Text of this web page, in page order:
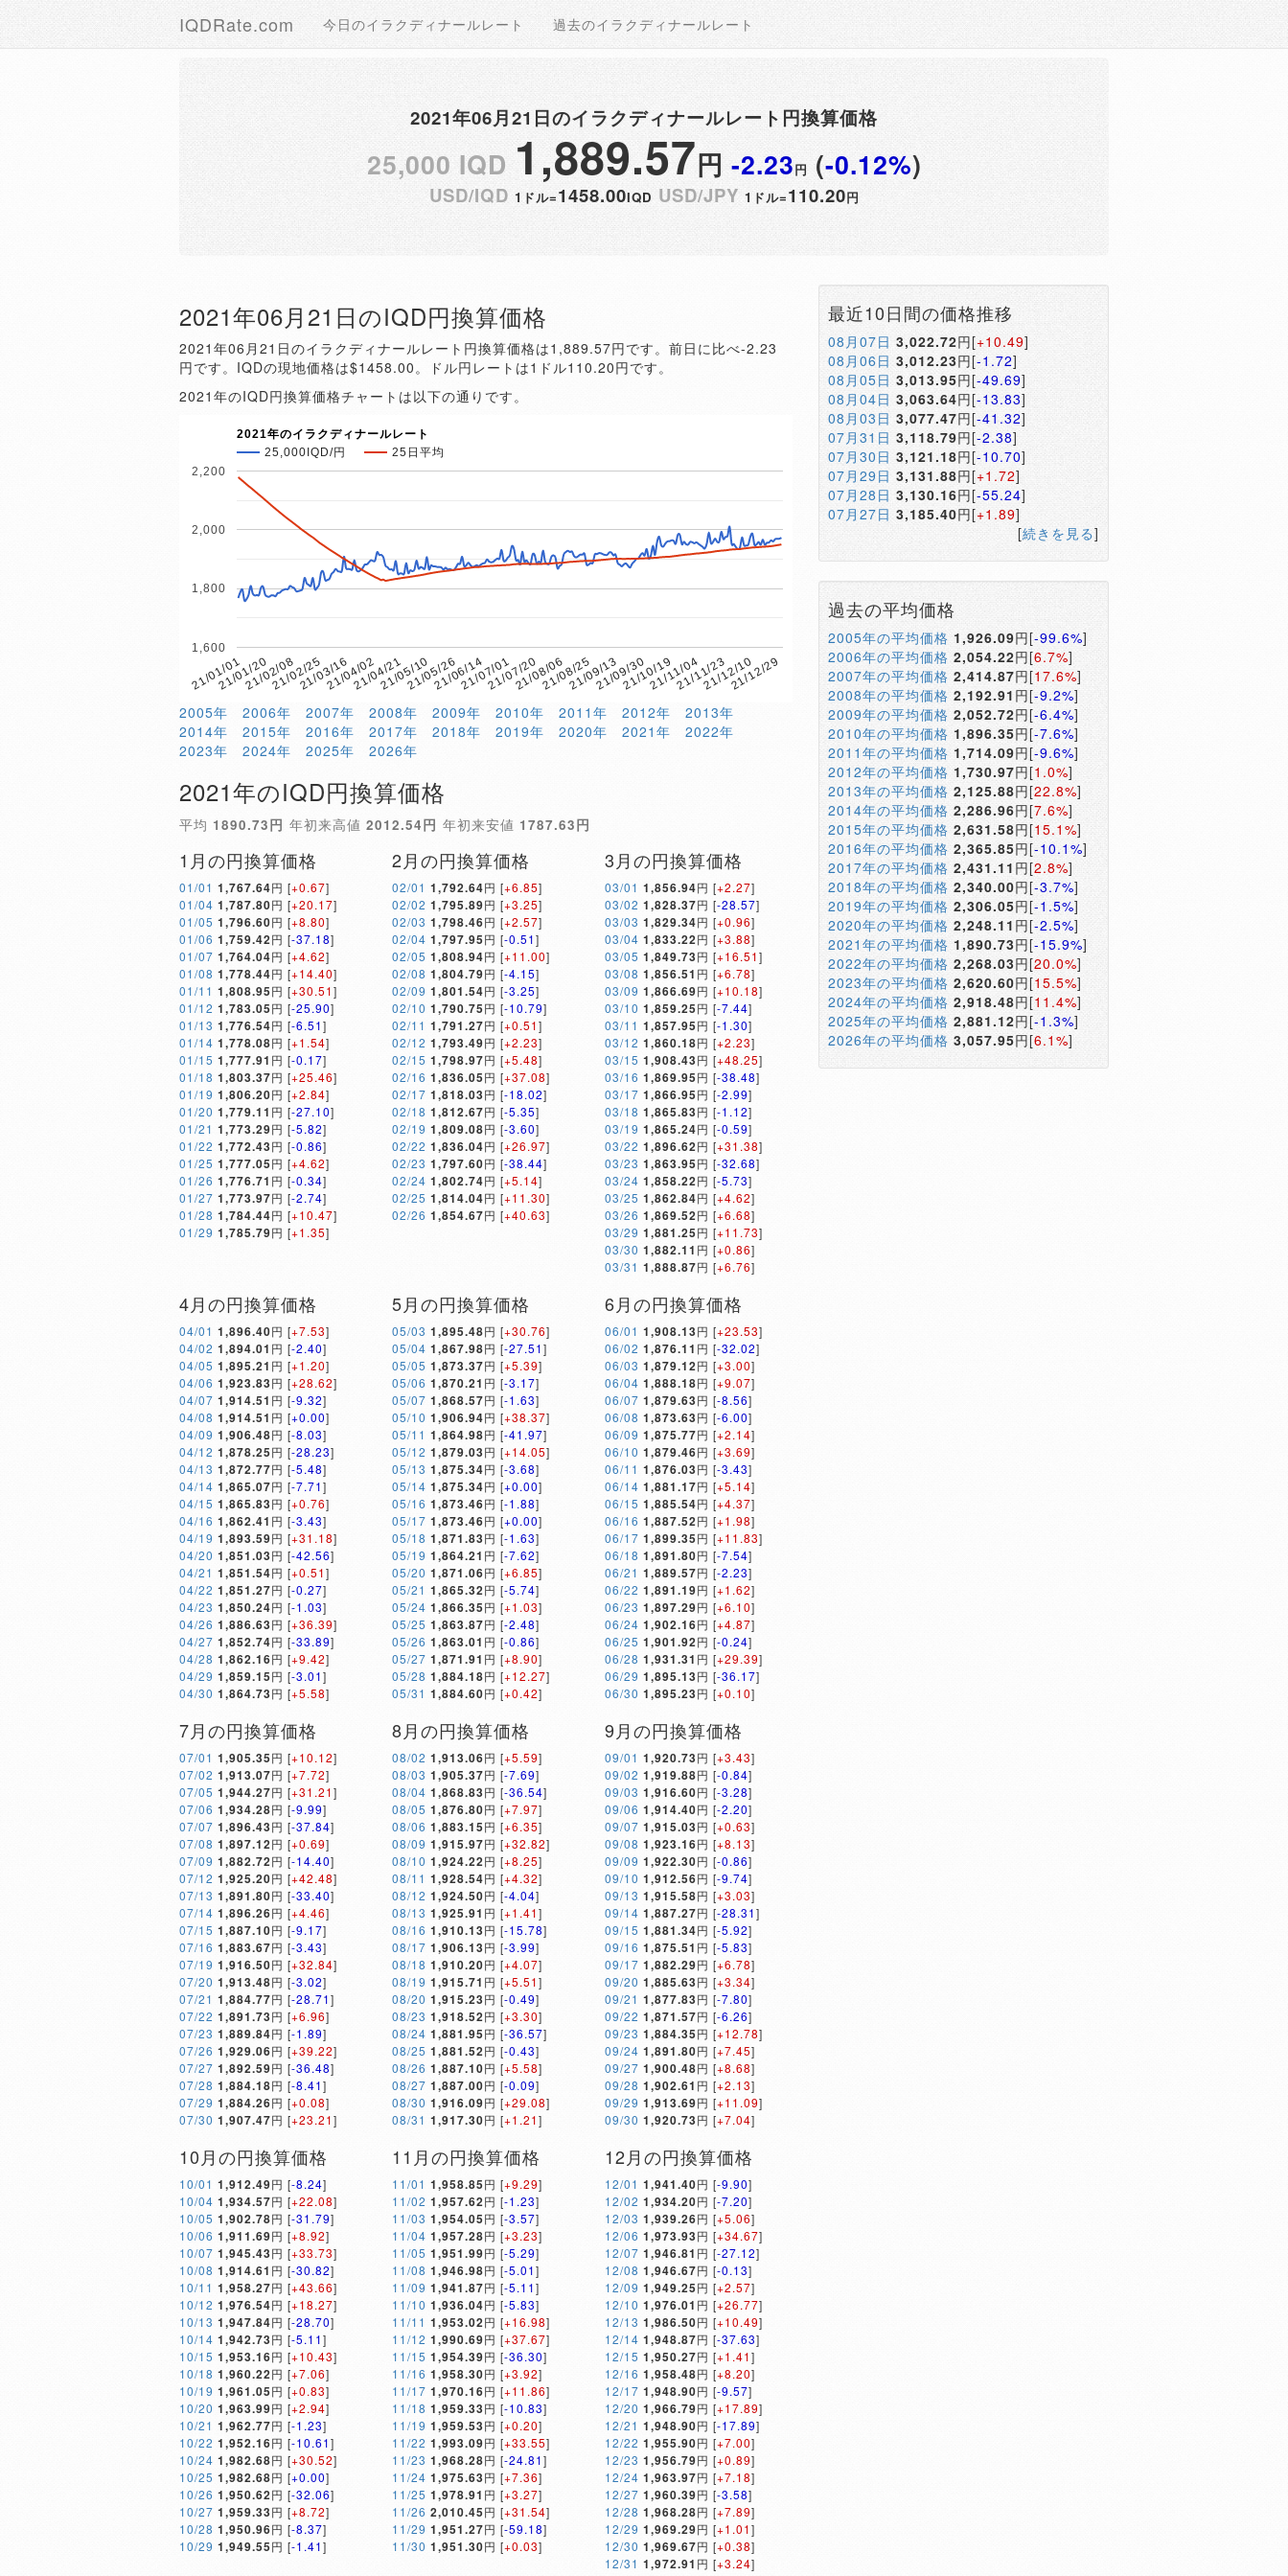
IQDRate.com 今日のイラクディナールレート 過去のイラクディナールレート
2021年06月21日のイラクディナールレート円換算価格
25,000 IQD 1,889.57円 -2.23円 (-0.12%)
USD/IQD 1ドル=1458.00IQD USD/JPY 1ドル=110.20円
2021年06月21日のIQD円換算価格
2021年06月21日のイラクディナールレート円換算価格は1,889.57円です。前日に比べ-2.23
円です。IQDの現地価格は$1458.00。ドル円レートは1ドル110.20円です。
2021年のIQD円換算価格チャートは以下の通りです。
2021年のイラクディナールレート
25,000IQD/円
25日平均
21/01/0121/01/2021/02/0821/02/2521/03/1621/04/0221/04/2121/05/1021/05/2621/06/1421/07/0121/07/2021/08/0621/08/2521/09/1321/09/3021/10/1921/11/0421/11/2321/12/1021/12/29
1,600
1,800
2,000
2,200
2005年 2006年 2007年 2008年 2009年 2010年 2011年 2012年
2013年
2014年
2015年 2016年 2017年 2018年 2019年 2020年 2021年
2022年
2023年
2024年 2025年 2026年
2021年のIQD円換算価格
平均 1890.73円 年初来高値 2012.54円 年初来安値 1787.63円
1月の円換算価格
01/01 1,767.64円 [+0.67]
01/04 1,787.80円 [+20.17]
01/05 1,796.60円 [+8.80]
01/06 1,759.42円 [-37.18]
01/07 1,764.04円 [+4.62]
01/08 1,778.44円 [+14.40]
01/11 1,808.95円 [+30.51]
01/12 1,783.05円 [-25.90]
01/13 1,776.54円 [-6.51]
01/14 1,778.08円 [+1.54]
01/15 1,777.91 円 [-0.17]
01/18 1,803.37円 [+25.46]
01/19 1,806.20円 [+2.84]
01/20 1,779.11 円 [-27.10]
01/21 1,773.29円 [-5.82]
01/22 1,772.43円 [-0.86]
01/25 1,777.05円 [+4.62]
01/26 1,776.71 円 [-0.34]
01/27 1,773.97円 [-2.74]
01/28 1,784.44円 [+10.47]
01/29 1,785.79円 [+1.35]
2月の円換算価格
02/01 1,792.64円 [+6.85]
02/02 1,795.89円 [+3.25]
02/03 1,798.46円 [+2.57]
02/04 1,797.95円 [-0.51]
02/05 1,808.94円 [+11.00]
02/08 1,804.79円 [-4.15]
02/09 1,801.54円 [-3.25]
02/10 1,790.75円 [-10.79]
02/11 1,791.27円 [+0.51]
02/12 1,793.49円 [+2.23]
02/15 1,798.97円 [+5.48]
02/16 1,836.05円 [+37.08]
02/17 1,818.03円 [-18.02]
02/18 1,812.67円 [-5.35]
02/19 1,809.08円 [-3.60]
02/22 1,836.04円 [+26.97]
02/23 1,797.60円 [-38.44]
02/24 1,802.74円 [+5.14]
02/25 1,814.04円 [+11.30]
02/26 1,854.67円 [+40.63]
3月の円換算価格
03/01 1,856.94円 [+2.27]
03/02 1,828.37円 [-28.57]
03/03 1,829.34円 [+0.96]
03/04 1,833.22円 [+3.88]
03/05 1,849.73円 [+16.51]
03/08 1,856.51 円 [+6.78]
03/09 1,866.69円 [+10.18]
03/10 1,859.25円 [-7.44]
03/11 1,857.95円 [-1.30]
03/12 1,860.18円 [+2.23]
03/15 1,908.43円 [+48.25]
03/16 1,869.95円 [-38.48]
03/17 1,866.95円 [-2.99]
03/18 1,865.83円 [-1.12]
03/19 1,865.24円 [-0.59]
03/22 1,896.62円 [+31.38]
03/23 1,863.95円 [-32.68]
03/24 1,858.22円 [-5.73]
03/25 1,862.84円 [+4.62]
03/26 1,869.52円 [+6.68]
03/29 1,881.25円 [+11.73]
03/30 1,882.11 円 [+0.86]
03/31 1,888.87円 [+6.76]
4月の円換算価格
04/01 1,896.40円 [+7.53]
04/02 1,894.01 円 [-2.40]
04/05 1,895.21 円 [+1.20]
04/06 1,923.83円 [+28.62]
04/07 1,914.51 円 [-9.32]
04/08 1,914.51 円 [+0.00]
04/09 1,906.48円 [-8.03]
04/12 1,878.25円 [-28.23]
04/13 1,872.77円 [-5.48]
04/14 1,865.07円 [-7.71]
04/15 1,865.83円 [+0.76]
04/16 1,862.41 円 [-3.43]
04/19 1,893.59円 [+31.18]
04/20 1,851.03円 [-42.56]
04/21 1,851.54円 [+0.51]
04/22 1,851.27円 [-0.27]
04/23 1,850.24円 [-1.03]
04/26 1,886.63円 [+36.39]
04/27 1,852.74円 [-33.89]
04/28 1,862.16円 [+9.42]
04/29 1,859.15円 [-3.01]
04/30 1,864.73円 [+5.58]
5月の円換算価格
05/03 1,895.48円 [+30.76]
05/04 1,867.98円 [-27.51]
05/05 1,873.37円 [+5.39]
05/06 1,870.21 円 [-3.17]
05/07 1,868.57円 [-1.63]
05/10 1,906.94円 [+38.37]
05/11 1,864.98円 [-41.97]
05/12 1,879.03円 [+14.05]
05/13 1,875.34円 [-3.68]
05/14 1,875.34円 [+0.00]
05/16 1,873.46円 [-1.88]
05/17 1,873.46円 [+0.00]
05/18 1,871.83円 [-1.63]
05/19 1,864.21 円 [-7.62]
05/20 1,871.06円 [+6.85]
05/21 1,865.32円 [-5.74]
05/24 1,866.35円 [+1.03]
05/25 1,863.87円 [-2.48]
05/26 1,863.01 円 [-0.86]
05/27 1,871.91 円 [+8.90]
05/28 1,884.18円 [+12.27]
05/31 1,884.60円 [+0.42]
6月の円換算価格
06/01 1,908.13円 [+23.53]
06/02 1,876.11 円 [-32.02]
06/03 1,879.12円 [+3.00]
06/04 1,888.18円 [+9.07]
06/07 1,879.63円 [-8.56]
06/08 1,873.63円 [-6.00]
06/09 1,875.77円 [+2.14]
06/10 1,879.46円 [+3.69]
06/11 1,876.03円 [-3.43]
06/14 1,881.17円 [+5.14]
06/15 1,885.54円 [+4.37]
06/16 1,887.52円 [+1.98]
06/17 1,899.35円 [+11.83]
06/18 1,891.80円 [-7.54]
06/21 1,889.57円 [-2.23]
06/22 1,891.19円 [+1.62]
06/23 1,897.29円 [+6.10]
06/24 1,902.16円 [+4.87]
06/25 1,901.92円 [-0.24]
06/28 1,931.31 円 [+29.39]
06/29 1,895.13円 [-36.17]
06/30 1,895.23円 [+0.10]
7月の円換算価格
07/01 1,905.35円 [+10.12]
07/02 1,913.07円 [+7.72]
07/05 1,944.27円 [+31.21]
07/06 1,934.28円 [-9.99]
07/07 1,896.43円 [-37.84]
07/08 1,897.12円 [+0.69]
07/09 1,882.72円 [-14.40]
07/12 1,925.20円 [+42.48]
07/13 1,891.80円 [-33.40]
07/14 1,896.26円 [+4.46]
07/15 1,887.10円 [-9.17]
07/16 1,883.67円 [-3.43]
07/19 1,916.50円 [+32.84]
07/20 1,913.48円 [-3.02]
07/21 1,884.77円 [-28.71]
07/22 1,891.73円 [+6.96]
07/23 1,889.84円 [-1.89]
07/26 1,929.06円 [+39.22]
07/27 1,892.59円 [-36.48]
07/28 1,884.18円 [-8.41]
07/29 1,884.26円 [+0.08]
07/30 1,907.47円 [+23.21]
8月の円換算価格
08/02 1,913.06円 [+5.59]
08/03 1,905.37円 [-7.69]
08/04 1,868.83円 [-36.54]
08/05 1,876.80円 [+7.97]
08/06 1,883.15円 [+6.35]
08/09 1,915.97円 [+32.82]
08/10 1,924.22円 [+8.25]
08/11 1,928.54円 [+4.32]
08/12 1,924.50円 [-4.04]
08/13 1,925.91 円 [+1.41]
08/16 1,910.13円 [-15.78]
08/17 1,906.13円 [-3.99]
08/18 1,910.20円 [+4.07]
08/19 1,915.71 円 [+5.51]
08/20 1,915.23円 [-0.49]
08/23 1,918.52円 [+3.30]
08/24 1,881.95円 [-36.57]
08/25 1,881.52円 [-0.43]
08/26 1,887.10円 [+5.58]
08/27 1,887.00円 [-0.09]
08/30 1,916.09円 [+29.08]
08/31 1,917.30円 [+1.21]
9月の円換算価格
09/01 1,920.73円 [+3.43]
09/02 1,919.88円 [-0.84]
09/03 1,916.60円 [-3.28]
09/06 1,914.40円 [-2.20]
09/07 1,915.03円 [+0.63]
09/08 1,923.16円 [+8.13]
09/09 1,922.30円 [-0.86]
09/10 1,912.56円 [-9.74]
09/13 1,915.58円 [+3.03]
09/14 1,887.27円 [-28.31]
09/15 1,881.34円 [-5.92]
09/16 1,875.51 円 [-5.83]
09/17 1,882.29円 [+6.78]
09/20 1,885.63円 [+3.34]
09/21 1,877.83円 [-7.80]
09/22 1,871.57円 [-6.26]
09/23 1,884.35円 [+12.78]
09/24 1,891.80円 [+7.45]
09/27 1,900.48円 [+8.68]
09/28 1,902.61 円 [+2.13]
09/29 1,913.69円 [+11.09]
09/30 1,920.73円 [+7.04]
10月の円換算価格
10/01 1,912.49円 [-8.24]
10/04 1,934.57円 [+22.08]
10/05 1,902.78円 [-31.79]
10/06 1,911.69円 [+8.92]
10/07 1,945.43円 [+33.73]
10/08 1,914.61 円 [-30.82]
10/11 1,958.27円 [+43.66]
10/12 1,976.54円 [+18.27]
10/13 1,947.84円 [-28.70]
10/14 1,942.73円 [-5.11]
10/15 1,953.16円 [+10.43]
10/18 1,960.22円 [+7.06]
10/19 1,961.05円 [+0.83]
10/20 1,963.99円 [+2.94]
10/21 1,962.77円 [-1.23]
10/22 1,952.16円 [-10.61]
10/24 1,982.68円 [+30.52]
10/25 1,982.68円 [+0.00]
10/26 1,950.62円 [-32.06]
10/27 1,959.33円 [+8.72]
10/28 1,950.96円 [-8.37]
10/29 1,949.55円 [-1.41]
11月の円換算価格
11/01 1,958.85円 [+9.29]
11/02 1,957.62円 [-1.23]
11/03 1,954.05円 [-3.57]
11/04 1,957.28円 [+3.23]
11/05 1,951.99円 [-5.29]
11/08 1,946.98円 [-5.01]
11/09 1,941.87円 [-5.11]
11/10 1,936.04円 [-5.83]
11/11 1,953.02円 [+16.98]
11/12 1,990.69円 [+37.67]
11/15 1,954.39円 [-36.30]
11/16 1,958.30円 [+3.92]
11/17 1,970.16円 [+11.86]
11/18 1,959.33円 [-10.83]
11/19 1,959.53円 [+0.20]
11/22 1,993.09円 [+33.55]
11/23 1,968.28円 [-24.81]
11/24 1,975.63円 [+7.36]
11/25 1,978.91 円 [+3.27]
11/26 2,010.45円 [+31.54]
11/29 1,951.27円 [-59.18]
11/30 1,951.30円 [+0.03]
12月の円換算価格
12/01 1,941.40円 [-9.90]
12/02 1,934.20円 [-7.20]
12/03 1,939.26円 [+5.06]
12/06 1,973.93円 [+34.67]
12/07 1,946.81 円 [-27.12]
12/08 1,946.67円 [-0.13]
12/09 1,949.25円 [+2.57]
12/10 1,976.01 円 [+26.77]
12/13 1,986.50円 [+10.49]
12/14 1,948.87円 [-37.63]
12/15 1,950.27円 [+1.41]
12/16 1,958.48円 [+8.20]
12/17 1,948.90円 [-9.57]
12/20 1,966.79円 [+17.89]
12/21 1,948.90円 [-17.89]
12/22 1,955.90円 [+7.00]
12/23 1,956.79円 [+0.89]
12/24 1,963.97円 [+7.18]
12/27 1,960.39円 [-3.58]
12/28 1,968.28円 [+7.89]
12/29 1,969.29円 [+1.01]
12/30 1,969.67円 [+0.38]
12/31 1,972.91 円 [+3.24]
最近10日間の価格推移
08月07日 3,022.72円[+10.49]
08月06日 3,012.23円[-1.72]
08月05日 3,013.95円[-49.69]
08月04日 3,063.64円[-13.83]
08月03日 3,077.47円[-41.32]
07月31日 3,118.79円[-2.38]
07月30日 3,121.18円[-10.70]
07月29日 3,131.88円[+1.72]
07月28日 3,130.16円[-55.24]
07月27日 3,185.40円[+1.89]
[続きを見る]
過去の平均価格
2005年の平均価格 1,926.09円[-99.6%]
2006年の平均価格 2,054.22円[6.7%]
2007年の平均価格 2,414.87円[17.6%]
2008年の平均価格 2,192.91 円[-9.2%]
2009年の平均価格 2,052.72円[-6.4%]
2010年の平均価格 1,896.35円[-7.6%]
2011年の平均価格 1,714.09円[-9.6%]
2012年の平均価格 1,730.97円[1.0%]
2013年の平均価格 2,125.88円[22.8%]
2014年の平均価格 2,286.96円[7.6%]
2015年の平均価格 2,631.58円[15.1%]
2016年の平均価格 2,365.85円[-10.1%]
2017年の平均価格 2,431.11 円[2.8%]
2018年の平均価格 2,340.00円[-3.7%]
2019年の平均価格 2,306.05円[-1.5%]
2020年の平均価格 2,248.11 円[-2.5%]
2021年の平均価格 1,890.73円[-15.9%]
2022年の平均価格 2,268.03円[20.0%]
2023年の平均価格 2,620.60円[15.5%]
2024年の平均価格 2,918.48円[11.4%]
2025年の平均価格 2,881.12円[-1.3%]
2026年の平均価格 3,057.95円[6.1%]